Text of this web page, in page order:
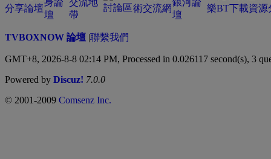
TVBOXNOW 論壇 |聯繫我們
GMT+8, 2026-8-8 02:14 PM, Processed in 0.026117 second(s), 3
Powered by Discuz! 7.0.0
© 2001-2009 Comsenz Inc.